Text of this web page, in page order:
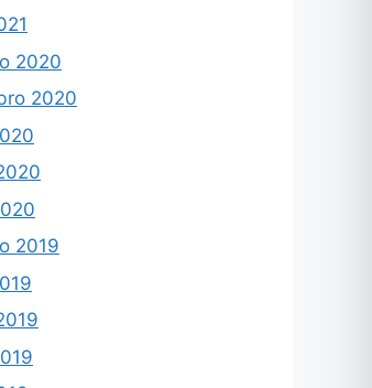
2020
2020
2019